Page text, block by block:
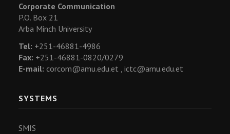
Corporate Communication
P.O. Box 21
Arba Minch University
Tel: +251-46881-4986
Fax: +251-46881-0820/0279
E-mail: corcom@amu.edu.et , ictc@amu.edu.et
SYSTEMS
SMIS